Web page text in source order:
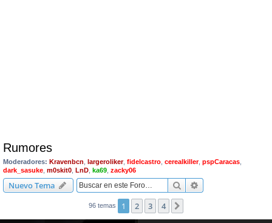
Rumores
Moderadores: Kravenbcn largeroliker, fidelcastro cerealkiller, pspCaracas
dark_sasuke m0skit0 LnD ka69 zacky06
Nuevo Tema Buscar
96 temas 1 2 3 4